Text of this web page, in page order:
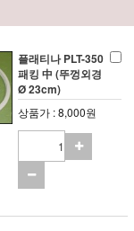
플래티나 PLT-350
패킹 中 (뚜껑외경
Ø 23cm)
상품가 : 8,000원